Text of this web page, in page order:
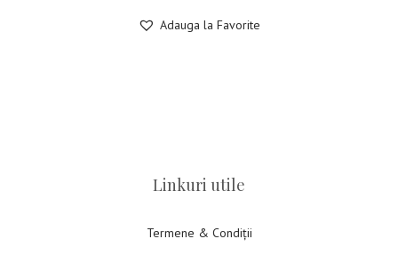
Adauga la Favorite
Linkuri utile
Termene & Condiții